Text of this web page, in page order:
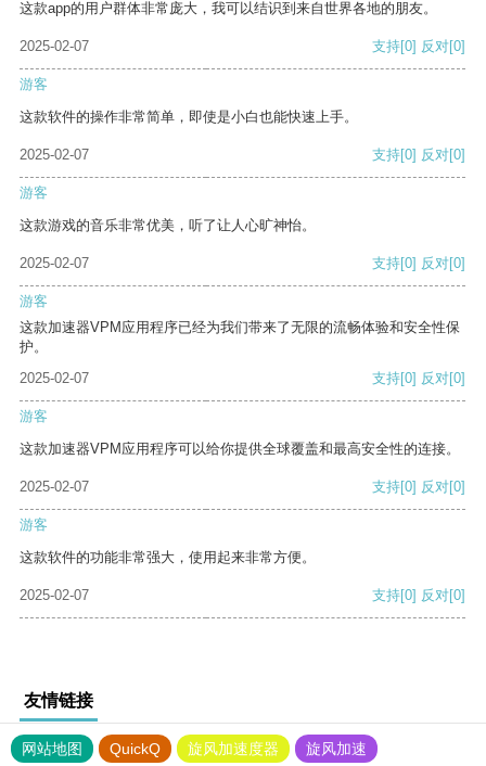
这款app的用户群体非常庞大，我可以结识到来自世界各地的朋友。
2025-02-07 支持[0] 反对[0]
游客
这款软件的操作非常简单，即使是小白也能快速上手。
2025-02-07 支持[0] 反对[0]
游客
这款游戏的音乐非常优美，听了让人心旷神怡。
2025-02-07 支持[0] 反对[0]
游客
这款加速器VPM应用程序已经为我们带来了无限的流畅体验和安全性保
护。
2025-02-07
支持[0] 反对[0]
游客
这款加速器VPM应用程序可以给你提供全球覆盖和最高安全性的连接。
2025-02-07 支持[0] 反对[0]
游客
这款软件的功能非常强大，使用起来非常方便。
2025-02-07 支持[0] 反对[0]
友情链接
网站地图 QuickQ 旋风加速度器 旋风加速